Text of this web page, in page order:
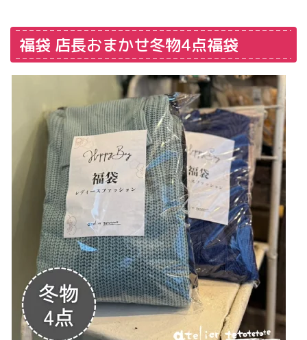
福袋 店長おまかせ冬物4点福袋